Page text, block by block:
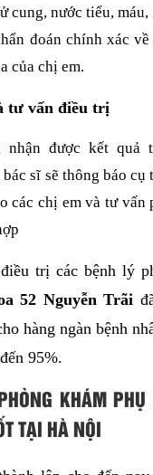
cung, nước tiểu,
đoán chính xác
của chị em.
tư vấn điều trị
nhận được kết quả
sĩ sẽ thông báo cụ
các chị em và tư vấn
điều trị các bệnh lý
52 Nguyễn Trãi
hàng ngàn bệnh
95%.
KHÁM PHỤ
TẠI HÀ NỘI